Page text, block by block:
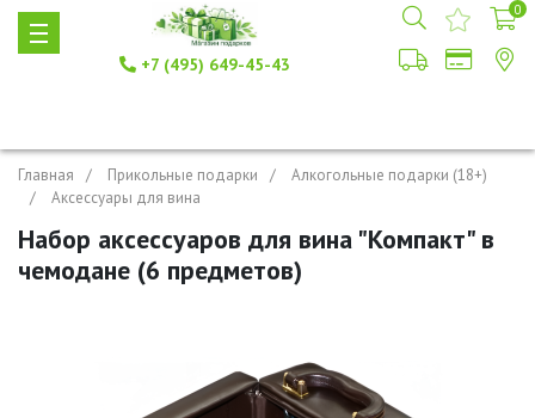
+7 (495) 649-45-43
0
Главная Прикольные подарки
Алкогольные подарки (18+)
Аксессуары для вина
Набор аксессуаров для вина "Компакт" в
чемодане (6 предметов)